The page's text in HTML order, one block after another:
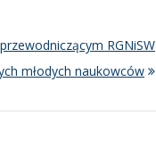
RGNiSW
młodych naukowców